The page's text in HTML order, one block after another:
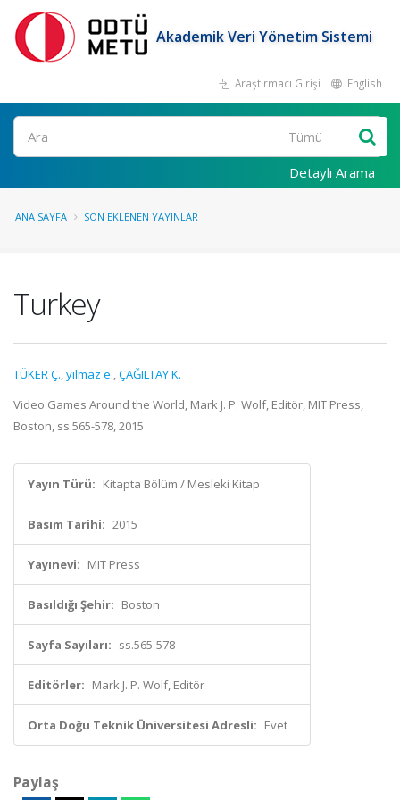
Akademik Veri Yönetim Sistemi
Araştırmacı Girişi English
Ara
Detaylı Arama
ANA SAYFA SON EKLENEN YAYINLAR
Turkey
TÜKER Ç.,yılmaz e.,ÇAĞILTAY K.
Video Games Around the World, Mark J. P. Wolf, Editör, MIT Press,
Boston, ss.565-578, 2015
Yayın Türü: Kitapta Bölüm / Mesleki Kitap
Basım Tarihi: 2015
Yayınevi: MIT Press
Basıldığı Şehir: Boston
Sayfa Sayıları: ss.565-578
Editörler: Mark J. P. Wolf, Editör
Orta Doğu Teknik Üniversitesi Adresli: Evet
Paylaş